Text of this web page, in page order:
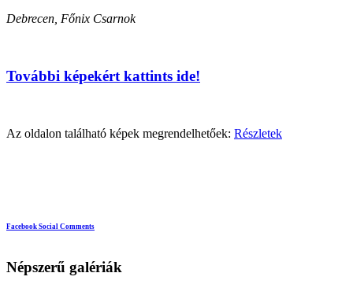
Debrecen, Főnix Csarnok
További képekért kattints ide!
Az oldalon található képek megrendelhetőek: Részletek
Facebook Social Comments
Népszerű galériák